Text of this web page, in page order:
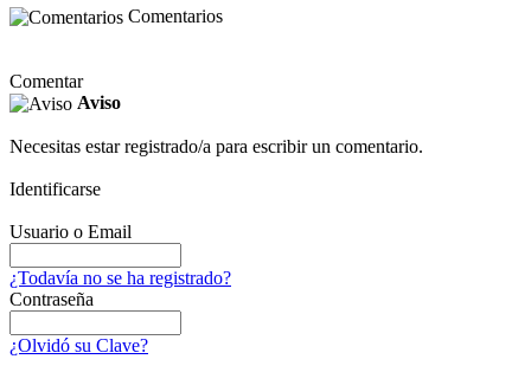
Comentarios
Comentar
Aviso
Necesitas estar registrado/a para escribir un comentario.
Identificarse
Usuario o Email
¿Todavía no se ha registrado?
Contraseña
¿Olvidó su Clave?